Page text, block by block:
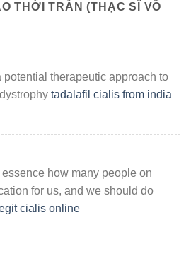
THỜI TRẦN (THẠC SĨ VÕ
potential therapeutic approach to
tadalafil cialis from india
how many people on
for us, and we should do
cialis online